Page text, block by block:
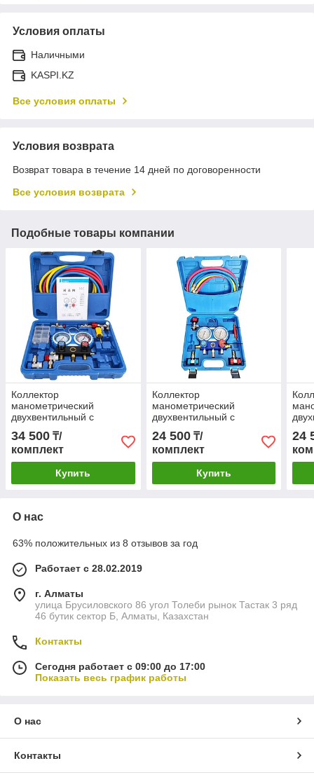
Условия оплаты
Наличными
KASPI.KZ
Все условия оплаты
Условия возврата
Возврат товара в течение 14 дней по договоренности
Все условия возврата
Подобные товары компании
Коллектор
манометрический
двухвентильный с
переходниками в кейсе +
3 шланга 150 см / для
R410, R404, R134a, R22
фреона
34 500 ₸/
комплект
Купить
Коллектор
манометрический
двухвентильный с
переходниками в кейсе +
3 шланга 150 см / для
R410, R404, R134a, R22
фреона
24 500₸/
комплект
Купить
3
24
О нас
63% положительных из 8 отзывов за год
Работает с 28.02.2019
г. Алматы
улица Брусиловского 86 угол Толеби рынок Тастак 3 ряд
46 бутик сектор Б, Алматы, Казахстан
Контакты
Сегодня работает с 09:00 до 17:00
Показать весь график работы
О нас
Контакты